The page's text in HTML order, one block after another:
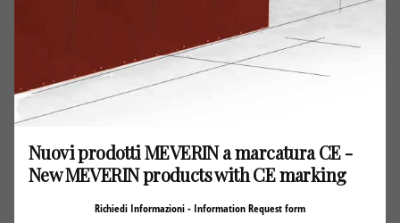
Ad incasso su entrambi i lati dell’anta poste sul lato
inferiore dell’anta.
Contrappesi
Nuovi prodotti MEVERIN a marcatura CE -
New MEVERIN products with CE marking
Richiedi Informazioni - Information Request form